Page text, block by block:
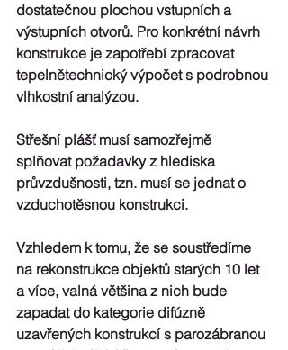
dostatečnou plochou vstupních a
výstupních otvorů. Pro konkrétní návrh
konstrukce je zapotřebí zpracovat
tepelnětechnický výpočet s podrobnou
vlhkostní analýzou.
Střešní plášť musí samozřejmě
splňovat požadavky z hlediska
průvzdušnosti, tzn. musí se jednat o
vzduchotěsnou konstrukci.
Vzhledem k tomu, že se soustředíme
na rekonstrukce objektů starých 10 let
a více, valná většina z nich bude
zapadat do kategorie difúzně
uzavřených konstrukcí s parozábranou